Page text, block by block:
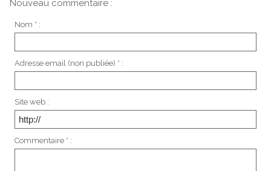
Nouveau commentaire :
Nom * :
Adresse email (non publiée) * :
Site web :
Commentaire * :